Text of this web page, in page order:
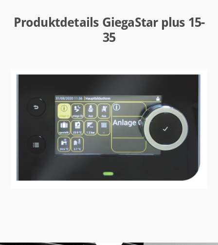
Produktdetails GiegaStar plus 15-
35